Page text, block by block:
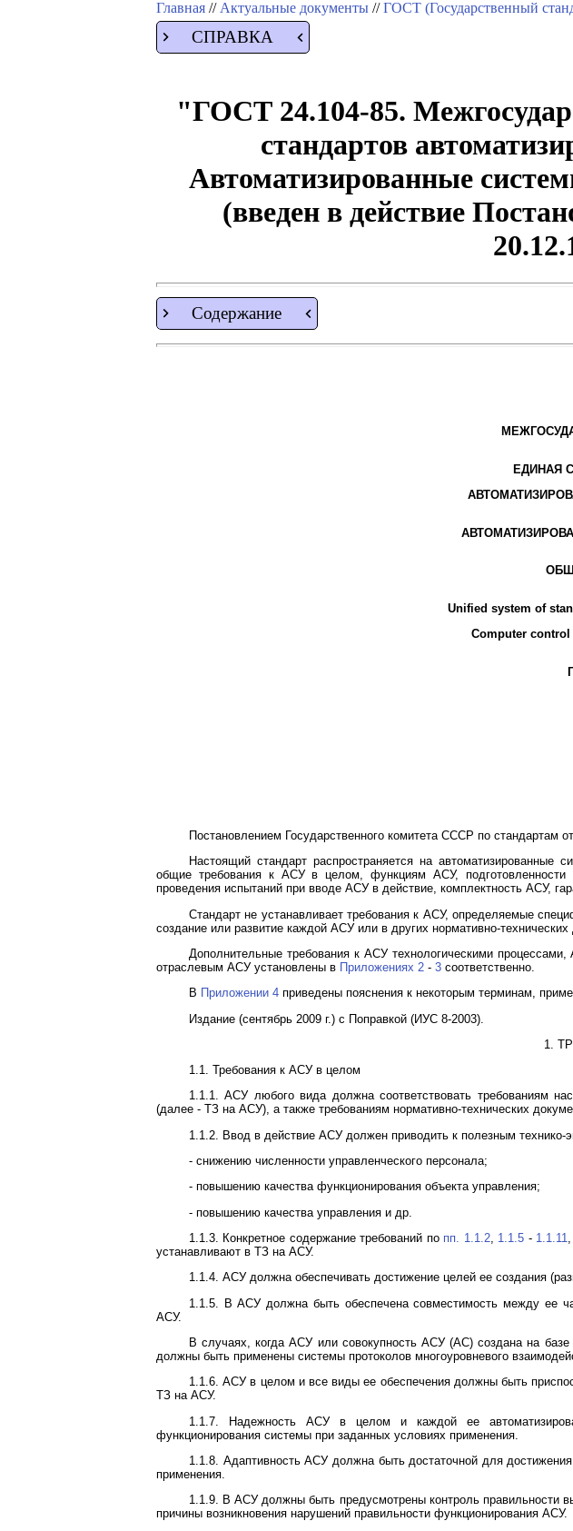
Главная // Актуальные документы //ГОСТ (Государственный
СПРАВКА
"ГОСТ 24.104-85.
стандартов
Автоматизированные
(введен в действие
Содержание
ЕДИНАЯ
Unified system of
Computer
Постановлением Государственного комитета СССР по стандартам
Настоящий стандарт распространяется на
общие требования к АСУ в целом, функциям АСУ,
проведения испытаний при вводе АСУ в действие, комплектность АСУ,
Стандарт не устанавливает требования к АСУ, определяемые
создание или развитие каждой АСУ или в других нормативно-
Дополнительные требования к АСУ технологическими
отраслевым АСУ установлены в Приложениях 2 - 3 соответственно.
В Приложении 4 приведены пояснения к некоторым терминам,
Издание (сентябрь 2009 г.) с Поправкой (ИУС 8-2003).
1.
1.1. Требования к АСУ в целом
1.1.1. АСУ любого вида должна соответствовать требованиям
(далее - ТЗ на АСУ), а также требованиям нормативно-технических
1.1.2. Ввод в действие АСУ должен приводить к полезным
- снижению численности управленческого персонала;
- повышению качества функционирования объекта управления;
- повышению качества управления и др.
1.1.3. Конкретное содержание требований по пп. 1.1.2, 1.1.5 - 1.1.11,
устанавливают в ТЗ на АСУ.
1.1.4. АСУ должна обеспечивать достижение целей ее создания
1.1.5. В АСУ должна быть обеспечена совместимость между ее
АСУ.
В случаях, когда АСУ или совокупность АСУ (АС) создана на
должны быть применены системы протоколов многоуровневого
1.1.6. АСУ в целом и все виды ее обеспечения должны быть
ТЗ на АСУ.
1.1.7. Надежность АСУ в целом и каждой ее
функционирования системы при заданных условиях применения.
1.1.8. Адаптивность АСУ должна быть достаточной для
применения.
1.1.9. В АСУ должны быть предусмотрены контроль правильности
причины возникновения нарушений правильности функционирования АСУ.